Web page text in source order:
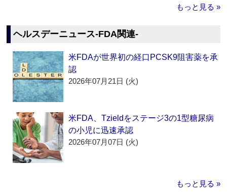
もっと見る »
ヘルスデーニュース‐FDA関連‐
米FDAが世界初の経口PCSK9阻害薬を承
認
2026年07月21日 (火)
米FDA、Tzieldをステージ3の1型糖尿病
の小児に迅速承認
2026年07月07日 (火)
もっと見る »